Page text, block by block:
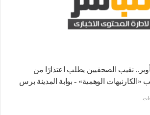
نقيب الصحفيين يطلب اعتذارًا من
الوهمية» - بوابة المدينة برس